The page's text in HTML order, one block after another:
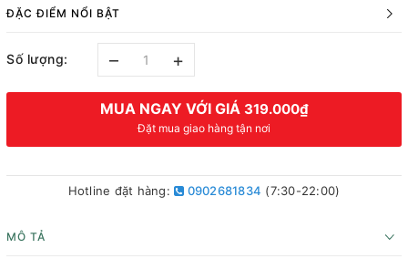
ĐẶC ĐIỂM NỔI BẬT
Số lượng: – +
MUA NGAY VỚI GIÁ 319.000₫
Đặt mua giao hàng tận nơi
Hotline đặt hàng: 0902681834 (7:30-22:00)
MÔ TẢ